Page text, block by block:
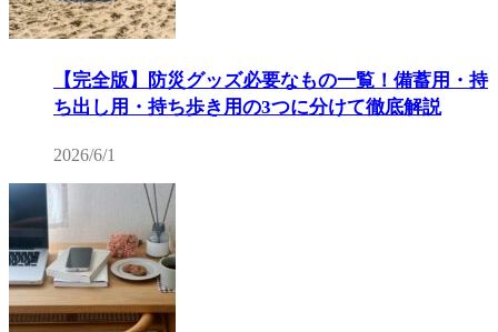
【完全版】防災グッズ必要なもの一覧！備蓄用・持
ち出し用・持ち歩き用の3つに分けて徹底解説
2026/6/1